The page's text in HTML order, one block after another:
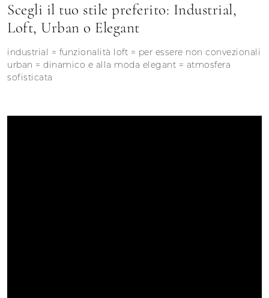
Scegli il tuo stile preferito: Industrial,
Loft, Urban o Elegant
industrial = funzionalità loft = per essere non convezionali
urban = dinamico e alla moda elegant = atmosfera
sofisticata